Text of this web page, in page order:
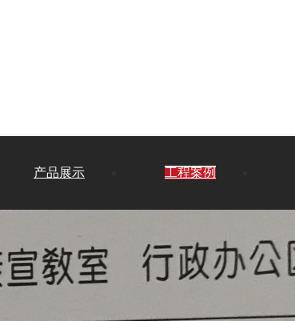
产品展示 工程案例